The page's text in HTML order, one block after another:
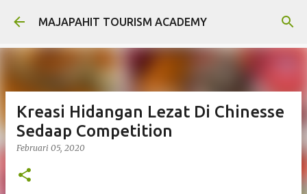
Langsung ke konten utama
MAJAPAHIT TOURISM ACADEMY
Kreasi Hidangan Lezat Di Chinesse
Sedaap Competition
Februari 05, 2020